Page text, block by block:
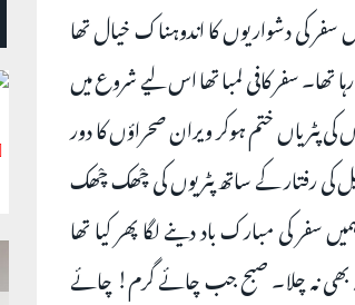
کی دشواریوں کا اندوہناک خیال تھا
سفر کافی لمبا تھا اس لیے شروع میں
کی پٹریاں ختم ہوکر ویران صحراؤں کا دور
کی رفتار کے ساتھ پٹریوں کی چْھک چْھک
کی مبارک باد دینے لگا پھر کیا تھا
بھی نہ چلا۔ صبح جب چائے گرم! چائے